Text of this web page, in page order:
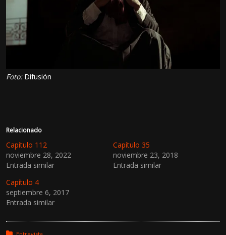
Foto:Difusión
Relacionado
Capítulo 112
noviembre 28, 2022
Entrada similar
Capítulo 35
noviembre 23, 2018
Entrada similar
Capítulo 4
septiembre 6, 2017
Entrada similar